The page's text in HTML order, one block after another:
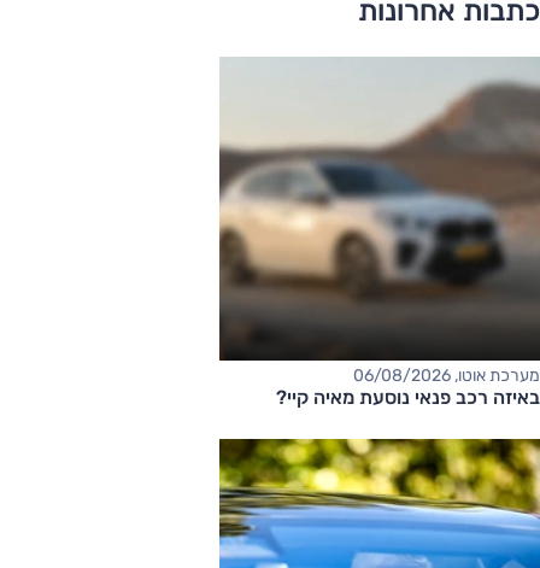
כתבות אחרונות
מערכת אוטו, 06/08/2026
באיזה רכב פנאי נוסעת מאיה קיי?